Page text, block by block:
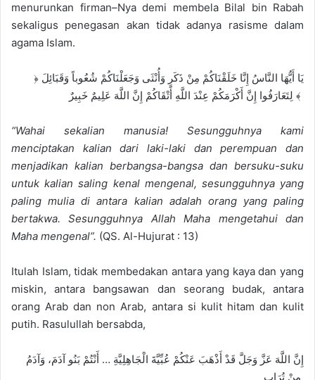
menurunkan firman–Nya demi membela Bilal bin Rabah
sekaligus penegasan akan tidak adanya rasisme dalam
agama Islam.
﴿ يَا أَيُّهَا النَّاسُ إِنَّا خَلَقْنَاكُمْ مِنْ ذَكَرٍ وَأُنْثَى وَجَعَلْنَاكُمْ شُعُوباً وَقَبَائِلَ
لِتَعَارَفُوا إِنَّ أَكْرَمَكُمْ عِنْدَ اللَّهِ أَتْقَاكُمْ إِنَّ اللَّهَ عَلِيمٌ خَبِيرٌ ﴾
“Wahai sekalian manusia! Sesungguhnya kami
menciptakan kalian dari laki-laki dan perempuan dan
menjadikan kalian berbangsa-bangsa dan bersuku-suku
untuk kalian saling kenal mengenal, sesungguhnya yang
paling mulia di antara kalian adalah orang yang paling
bertakwa.Sesungguhnya Allah Maha mengetahui dan
Maha mengenal”. (QS. Al-Hujurat : 13)
Itulah Islam, tidak membedakan antara yang kaya dan yang
miskin, antara bangsawan dan seorang budak, antara
orang Arab dan non Arab, antarasi kulit hitam dan kulit
putih. Rasulullah bersabda,
إِنَّ اللَّهَ عَزَّ وَجَلَّ قَدْ أَذْهَبَ عَنْكُمْ عُبِّيَّةَ الْجَاهِلِيَّةِ … أَنْتُمْ بَنُو آدَمَ، وَآدَمُ
مِنْ تُرَابٍ